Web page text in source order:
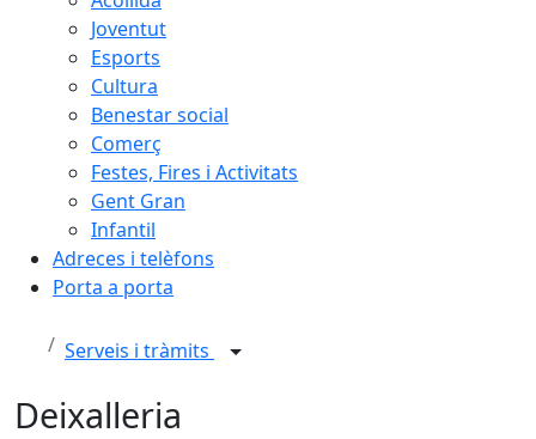
Joventut
Esports
Cultura
Benestar social
Comerç
Festes, Fires i Activitats
Gent Gran
Infantil
Adreces i telèfons
Porta a porta
Serveis i tràmits
Deixalleria